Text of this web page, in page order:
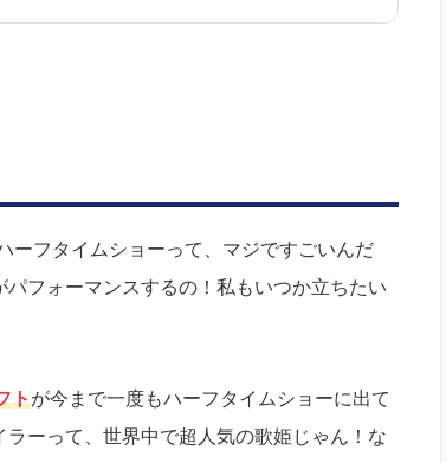
ーフタイムショーって、マジですごいんだ
フォーマンスするの！私もいつか立ちたい
トが今まで一度もハーフタイムショーに出て
ーって、世界中で超人気の歌姫じゃん！な